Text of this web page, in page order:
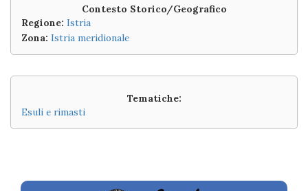
Contesto Storico/Geografico
Regione: Istria
Zona: Istria meridionale
Tematiche:
Esuli e rimasti